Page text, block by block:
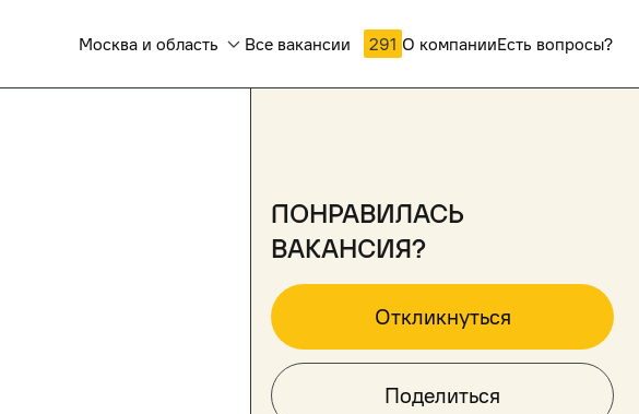
Москва и область Все вакансии 291 О компанииЕсть вопросы?
понравилась
вакансия?
Откликнуться
Поделиться